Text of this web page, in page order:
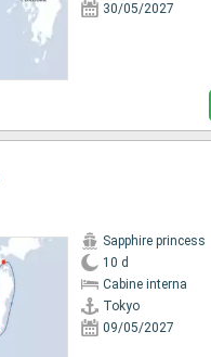
30/05/2027
Sapphire princess
10 d
Cabine interna
Tokyo
09/05/2027